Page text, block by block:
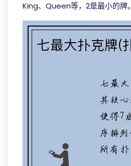
King、Queen等，2是最小的牌。